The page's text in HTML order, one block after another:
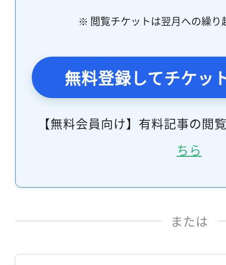
※ 閲覧チケットは翌月への繰り
無料登録してチケッ
【無料会員向け】有料記事の閲
ちら
または